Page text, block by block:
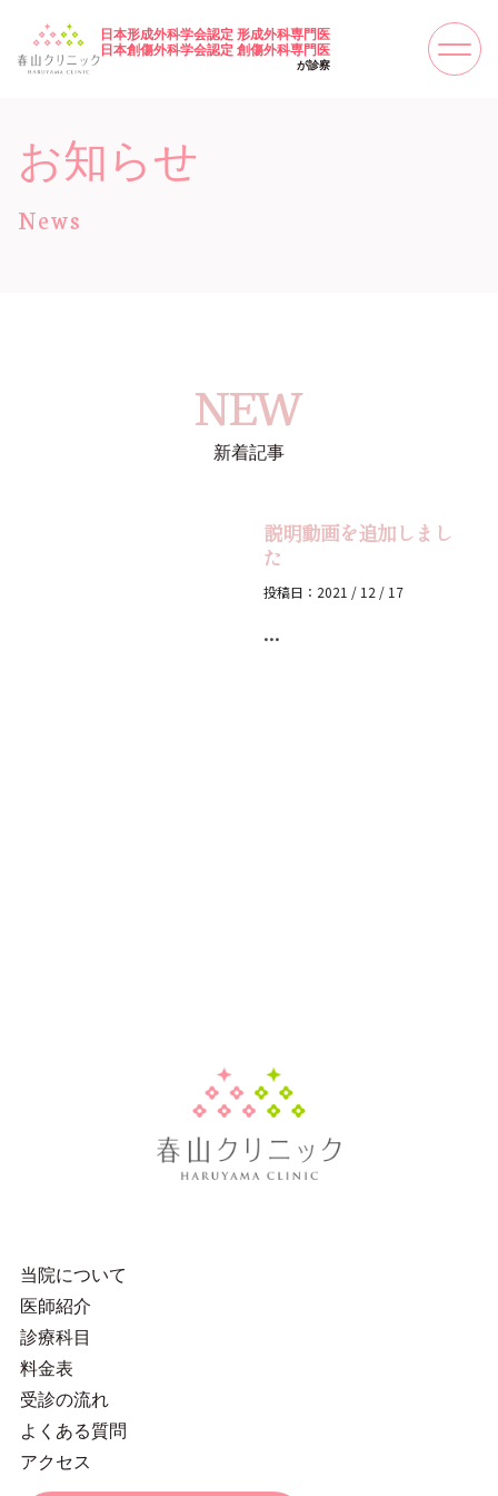
日本形成外科学会認定 形成外科専門医
日本創傷外科学会認定 創傷外科専門医
が診察
お知らせ
News
NEW
新着記事
説明動画を追加しまし
た
投稿日：2021 / 12 / 17
...
当院について
医師紹介
診療科目
料金表
受診の流れ
よくある質問
アクセス